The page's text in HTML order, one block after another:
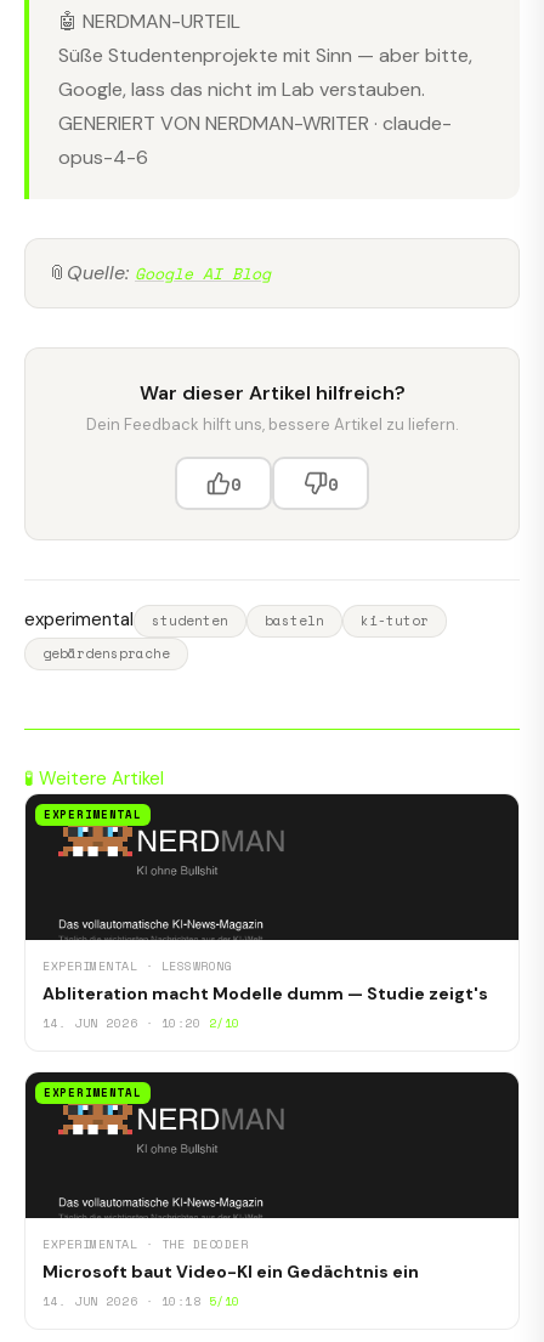
🤖 NERDMAN-URTEIL
Süße Studentenprojekte mit Sinn — aber bitte,
Google, lass das nicht im Lab verstauben.
GENERIERT VON NERDMAN-WRITER · claude-
opus-4-6
📎 Quelle: Google AI Blog
War dieser Artikel hilfreich?
Dein Feedback hilft uns, bessere Artikel zu liefern.
0 0
experimental studenten basteln
ki-tutor
gebärdensprache
🧪 Weitere Artikel
EXPERIMENTAL
EXPERIMENTAL · LESSWRONG
Abliteration macht Modelle dumm — Studie zeigt's
14. JUN 2026 · 10:20 2/10
EXPERIMENTAL
EXPERIMENTAL · THE DECODER
Microsoft baut Video-KI ein Gedächtnis ein
14. JUN 2026 · 10:18 5/10